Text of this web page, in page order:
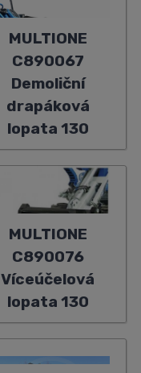
MULTIONE
C890067
Demoliční
drapáková
lopata 130
MULTIONE
C890076
Víceúčelová
lopata 130